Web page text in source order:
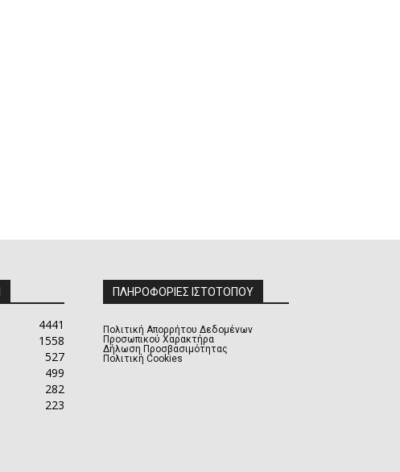
4441
1558
527
499
282
223
ΠΛΗΡΟΦΟΡΙΕΣ ΙΣΤΟΤΟΠΟΥ
Πολιτική Απορρήτου Δεδομένων
Προσωπικού Χαρακτήρα
Δήλωση Προσβασιμότητας
Πολιτική Cookies